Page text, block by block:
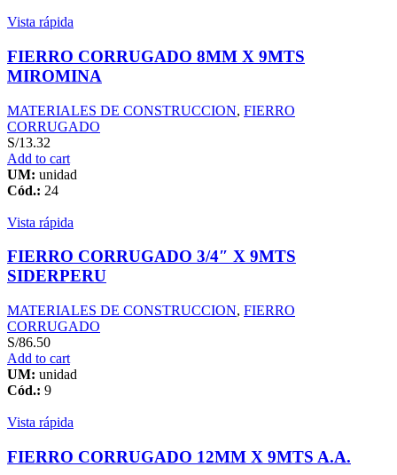
Vista rápida
FIERRO CORRUGADO 8MM X 9MTS
MIROMINA
MATERIALES DE CONSTRUCCION, FIERRO
CORRUGADO
S/13.32
Add to cart
UM: unidad
Cód.: 24
Vista rápida
FIERRO CORRUGADO 3/4″ X 9MTS
SIDERPERU
MATERIALES DE CONSTRUCCION, FIERRO
CORRUGADO
S/86.50
Add to cart
UM: unidad
Cód.: 9
Vista rápida
FIERRO CORRUGADO 12MM X 9MTS A.A.